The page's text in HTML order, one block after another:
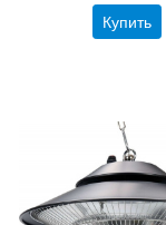
Купить